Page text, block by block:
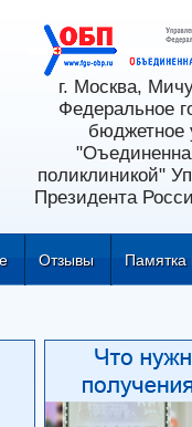
г. Москва,
Федеральное
бюджетное
поликлиникой"
Президента
Отзывы Памятка